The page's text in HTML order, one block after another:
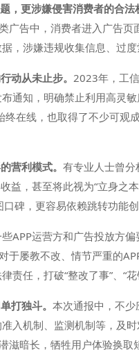
，更涉嫌侵害消费者的合法
广告中，消费者进入广告
，涉嫌违规收集信息、过度
动从未止步。 2023年，工
通知，明确禁止利用高灵
终在线，也取得了不少可
营利模式。 有专业人士曾分
益，甚至将此视为“立身之
碑，更容易依赖跳转功能
APP运营方和广告投放方
于屡教不改、情节严重的
任，打破“整改了事”、“花
打独斗。 本次通报中，不少
入机制、监测机制等，及
滋暗长，牺牲用户体验换取